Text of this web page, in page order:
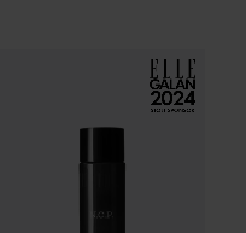
& Oud 480 kr
N.C.P.Olfactives